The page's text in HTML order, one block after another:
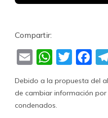
Compartir:
Email
Debido a la propuesta del
de cambiar información
condenados.